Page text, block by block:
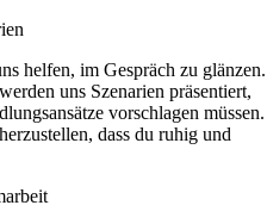
helfen, im Gespräch zu glänzen.
uns Szenarien präsentiert,
vorschlagen müssen.
dass du ruhig und